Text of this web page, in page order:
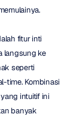
fitur inti
langsung ke
time. Kombinasi
intuitif ini
banyak